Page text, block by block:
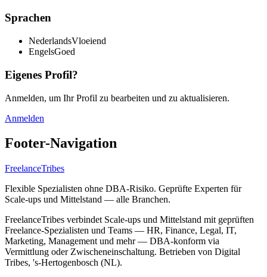
Sprachen
NederlandsVloeiend
EngelsGoed
Eigenes Profil?
Anmelden, um Ihr Profil zu bearbeiten und zu aktualisieren.
Anmelden
Footer-Navigation
FreelanceTribes
Flexible Spezialisten ohne DBA-Risiko. Geprüfte Experten für
Scale-ups und Mittelstand — alle Branchen.
FreelanceTribes verbindet Scale-ups und Mittelstand mit geprüften
Freelance-Spezialisten und Teams — HR, Finance, Legal, IT,
Marketing, Management und mehr — DBA-konform via
Vermittlung oder Zwischeneinschaltung. Betrieben von Digital
Tribes, 's-Hertogenbosch (NL).